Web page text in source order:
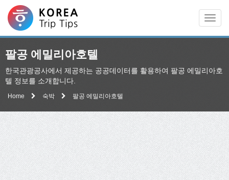
팔공 에밀리아호텔
한국관광공사에서 제공하는 공공데이터를 활용하여 팔공 에밀리아호
텔 정보를 소개합니다.
Home 숙박 팔공 에밀리아호텔